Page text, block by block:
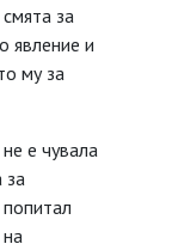
за
явление и
му за
е чувала
за